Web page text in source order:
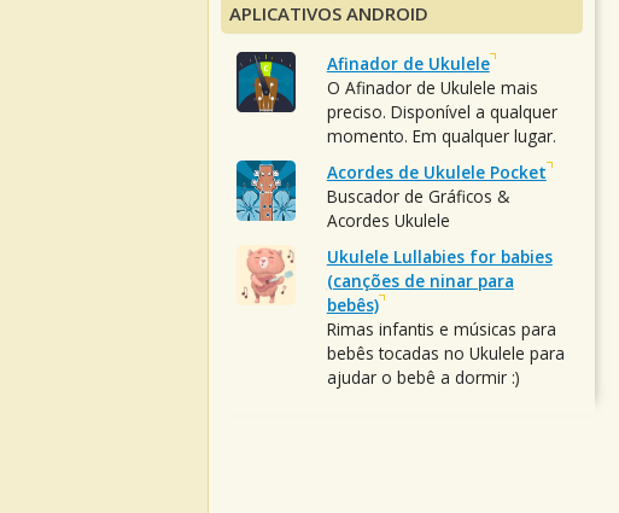
APLICATIVOS ANDROID
Afinador de Ukulele
O Afinador de Ukulele mais
preciso. Disponível a qualquer
momento. Em qualquer lugar.
Acordes de Ukulele Pocket
Buscador de Gráficos &
Acordes Ukulele
Ukulele Lullabies for babies
(canções de ninar para
bebês)
Rimas infantis e músicas para
bebês tocadas no Ukulele para
ajudar o bebê a dormir :)